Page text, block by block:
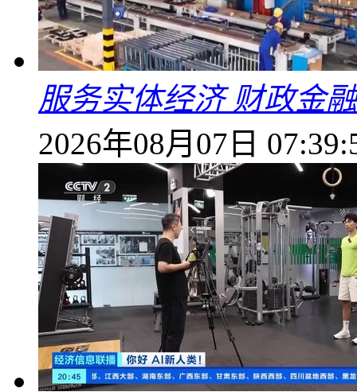
服务实体经济 财政金
2026年08月07日